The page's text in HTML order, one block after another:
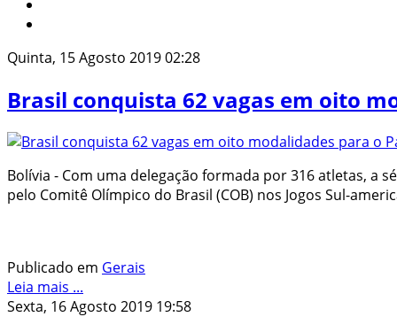
Quinta, 15 Agosto 2019 02:28
Brasil conquista 62 vagas em oito
Bolívia - Com uma delegação formada por 316 atletas, a
pelo Comitê Olímpico do Brasil (COB) nos Jogos Sul-
Publicado em Gerais
Leia mais ...
Sexta, 16 Agosto 2019 19:58